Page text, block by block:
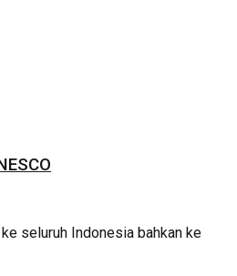
seluruh Indonesia bahkan ke